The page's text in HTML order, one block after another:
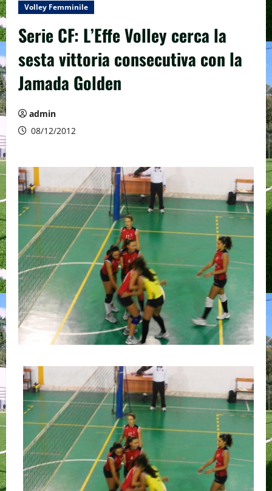
Volley Femminile
Serie CF: L’Effe Volley cerca la
sesta vittoria consecutiva con la
Jamada Golden
admin
08/12/2012